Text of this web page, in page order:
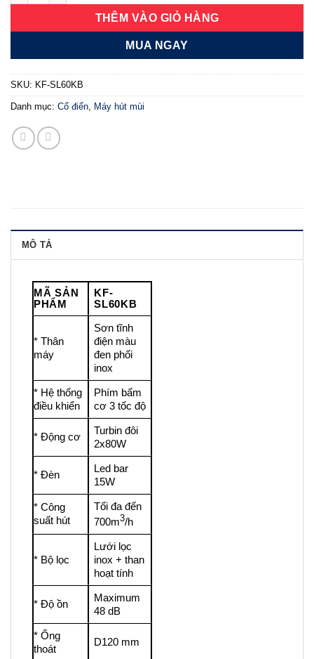
THÊM VÀO GIỎ HÀNG
MUA NGAY
SKU: KF-SL60KB
Danh mục: Cổ điển Máy hút mùi
MÔ TẢ
MÃ SẢN
PHẨM
KF-
SL60KB
* Thân
máy
Sơn tĩnh
điện màu
đen phối
inox
* Hệ thống
điều khiển
Phím bấm
cơ 3 tốc độ
* Động cơ
Turbin đôi
2x80W
* Đèn
Led bar
15W
* Công
suất hút
Tối đa đến
700m3/h
* Bộ lọc
Lưới lọc
inox + than
hoạt tính
* Độ ồn
Maximum
48 dB
* Ống
thoát
D120 mm